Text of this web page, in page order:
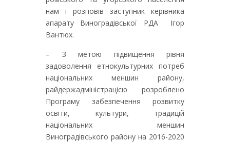
нам і розповів заступник керівника
апарату Виноградівської РДА Ігор
Вантюх.
– З метою підвищення рівня
задоволення етнокультурних потреб
національних меншин району,
райдержадміністрацією розроблено
Програму забезпечення розвитку
освіти, культури, традицій
національних меншин
Виноградівського району на 2016-2020